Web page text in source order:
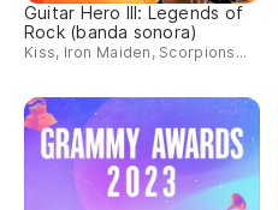
Guitar Hero III: Legends of
Rock (banda sonora)
Kiss, Iron Maiden, Scorpions...